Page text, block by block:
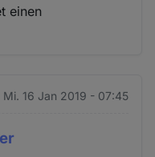
einen
Mi. 16 Jan 2019 - 07:45